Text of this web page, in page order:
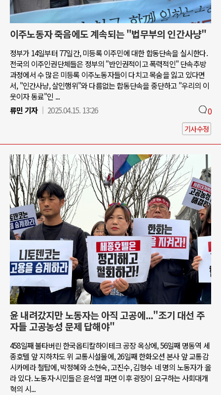
이주노동자 죽음에도 계속되는 "법무부의 인간사냥"
정부가 14일부터 77일간, 미등록 이주민에 대한 합동단속을 실시한다.
전국의 이주인권단체들은 정부의 "반인권적이고 폭력적인" 단속추방
과정에서 수 많은 미등록 이주노동자들이 다치고 목숨을 잃고 있다면
서, "인간사냥, 살인행위"와 다름없는 합동단속을 중단하고 "우리의 이
웃이자 동료"인 ...
류민 기자
2025.04.15. 13:26 0
기사수정
윤 내려갔지만 노동자는 아직 고공에..."조기 대선 주
자들 고공농성 문제 답해야"
458일째 불타버린 한국옵티칼하이테크 공장 옥상에, 56일째 명동역 세
종호텔 앞 지하차도 위 교통시설물에, 26일째 한화오션 본사 앞 교통감
시카메라 철탑에, 박정혜와 소현숙, 고진수, 김형수 네 명의 노동자가 올
라 있다. 노동자·시민들은 윤석열 파면 이후 광장이 요구하는 사회대개
혁의 시...